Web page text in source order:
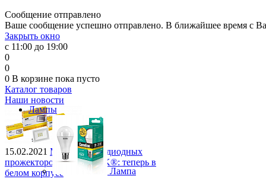
Сообщение отправлено
Ваше сообщение успешно отправлено. В ближайшее время с
Закрыть окно
с 11:00 до 19:00
0
0
0 В корзине пока пусто
Каталог товаров
Лампы
Лампа
Наши новости
15.02.2021 Модели светодиодных
прожекторов СДО 06 IEK®: теперь в
белом корпусе